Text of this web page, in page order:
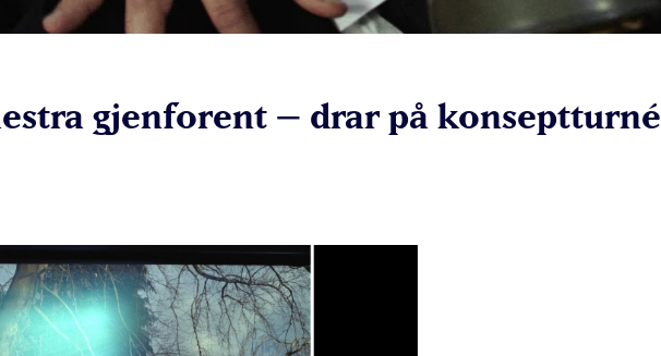
gjenforent – drar på konseptturné